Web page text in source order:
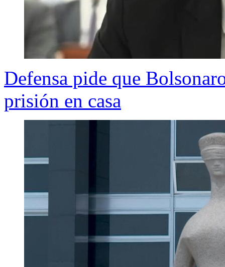
Defensa pide que
prisión en casa